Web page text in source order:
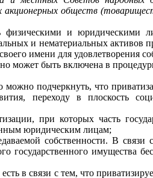
обществ
физическими и юридическими
и нема­териальных
имени для удовлетво­рения
может быть включена в
подчеркнуть, что
переходу в плоскость
при которых часть
юриди­ческим лицам;
собственности. В связи
имущества
в связи с тем, что